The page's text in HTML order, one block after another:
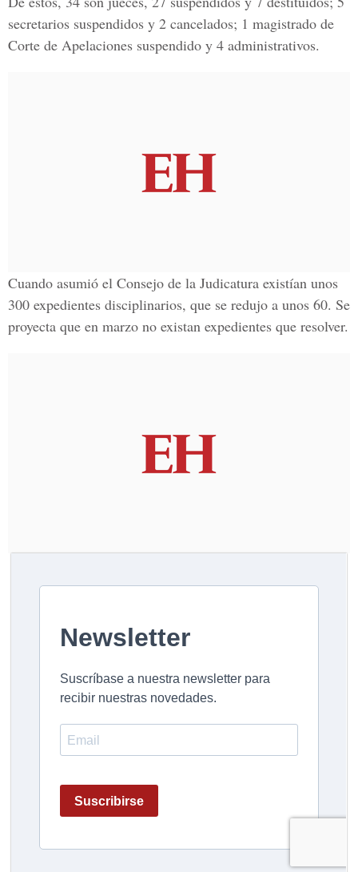
secretarios suspendidos y 2 cancelados; 1 magistrado de
Corte de Apelaciones suspendido y 4 administrativos.
Cuando asumió el Consejo de la Judicatura existían unos
300 expedientes disciplinarios, que se redujo a unos 60. Se
proyecta que en marzo no existan expedientes que resolver.